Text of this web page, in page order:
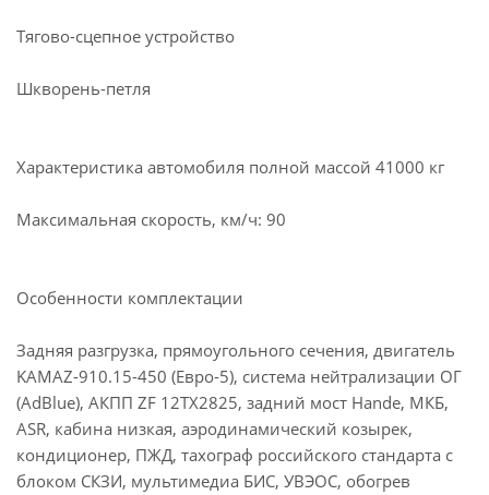
Тягово-сцепное устройство
Шкворень-петля
Характеристика автомобиля полной массой 41000 кг
Максимальная скорость, км/ч: 90
Особенности комплектации
Задняя разгрузка, прямоугольного сечения, двигатель
KAMAZ-910.15-450 (Евро-5), система нейтрализации ОГ
(AdBlue), АКПП ZF 12TX2825, задний мост Hande, МКБ,
ASR, кабина низкая, аэродинамический козырек,
кондиционер, ПЖД, тахограф российского стандарта с
блоком СКЗИ, мультимедиа БИС, УВЭОС, обогрев